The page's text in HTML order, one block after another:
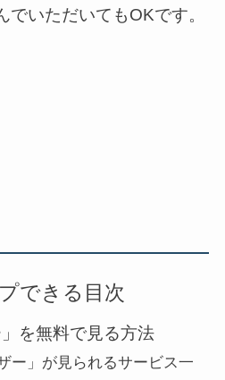
でいただいてもOKです。
できる目次
」を無料で見る方法
ー」が見られるサービス一